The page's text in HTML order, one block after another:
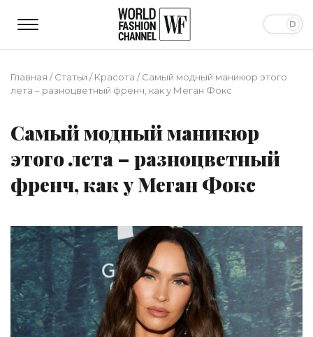
Главная /Статьи /Красота /Самый модный маникюр этого
лета – разноцветный френч, как у Меган Фокс
Самый модный маникюр
этого лета – разноцветный
френч, как у Меган Фокс